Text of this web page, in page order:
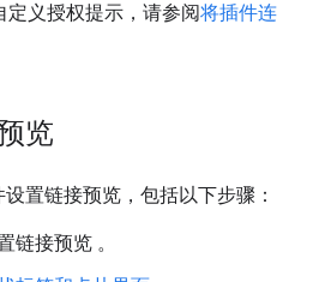
定义授权提示，请参阅将插件连
览
置链接预览，包括以下步骤：
链接预览 。